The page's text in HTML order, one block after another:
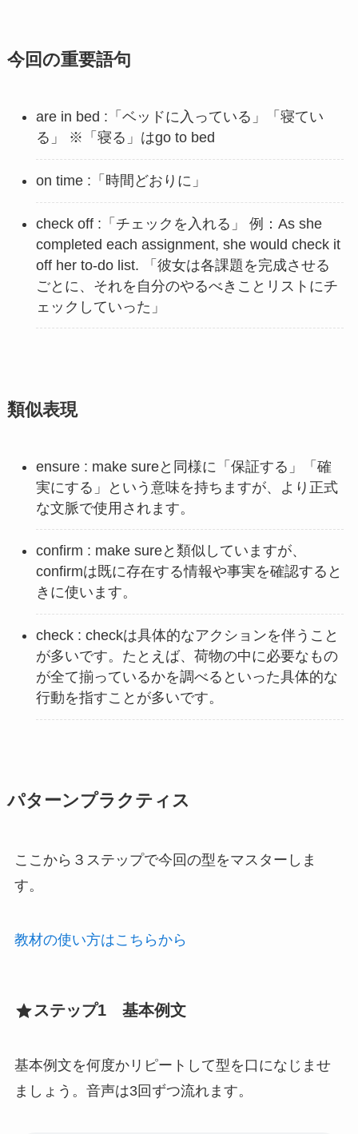
今回の重要語句
are in bed :「ベッドに入っている」「寝てい
る」 ※「寝る」はgo to bed
on time :「時間どおりに」
check off :「チェックを入れる」 例：As she
completed each assignment, she would check it
off her to-do list. 「彼女は各課題を完成させる
ごとに、それを自分のやるべきことリストにチ
ェックしていった」
類似表現
ensure : make sureと同様に「保証する」「確
実にする」という意味を持ちますが、より正式
な文脈で使用されます。
confirm : make sureと類似していますが、
confirmは既に存在する情報や事実を確認すると
きに使います。
check : checkは具体的なアクションを伴うこと
が多いです。たとえば、荷物の中に必要なもの
が全て揃っているかを調べるといった具体的な
行動を指すことが多いです。
パターンプラクティス
ここから３ステップで今回の型をマスターしま
す。
教材の使い方はこちらから
ステップ1 基本例文
基本例文を何度かリピートして型を口になじませ
ましょう。音声は3回ずつ流れます。